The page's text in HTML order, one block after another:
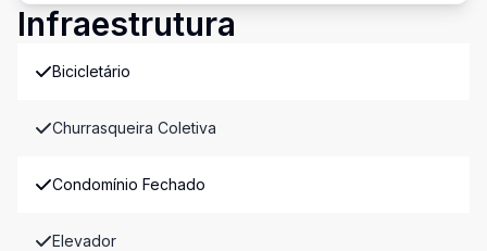
Infraestrutura
Bicicletário
Churrasqueira Coletiva
Condomínio Fechado
Elevador